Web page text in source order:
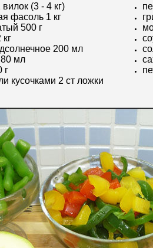
вилок (3 - 4 кг)
фасоль 1 кг
500 г
200 мл
80 мл
г
кусочками 2 ст ложки